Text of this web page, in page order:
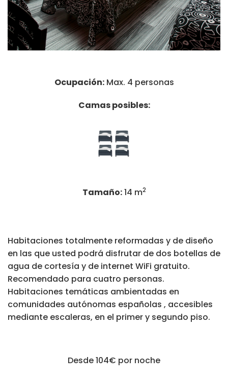
Ocupación:Max. 4 personas
Camas posibles:
Tamaño:14 m2
Habitaciones totalmente reformadas y de diseño
en las que usted podrá disfrutar de dos botellas de
agua de cortesía y de internet WiFi gratuito.
Recomendado para cuatro personas.
Habitaciones temáticas ambientadas en
comunidades autónomas españolas , accesibles
mediante escaleras, en el primer y segundo piso.
Desde 104€ por noche